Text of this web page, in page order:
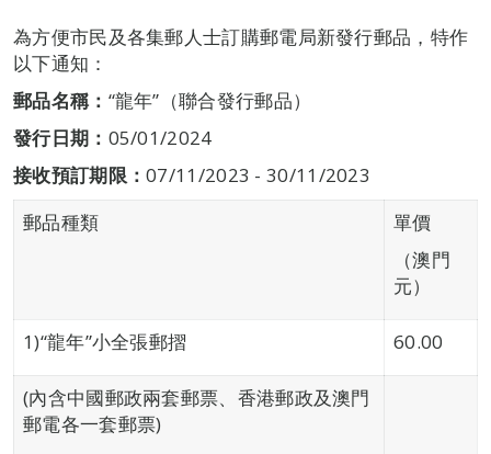
為方便市民及各集郵人士訂購郵電局新發行郵品，特作
以下通知：
郵品名稱： “龍年”（聯合發行郵品）
發行日期： 05/01/2024
接收預訂期限：07/11/2023 - 30/11/2023
郵品種類
單價
（澳門
元）
1)“龍年”小全張郵摺 60.00
(內含中國郵政兩套郵票、香港郵政及澳門
郵電各一套郵票)